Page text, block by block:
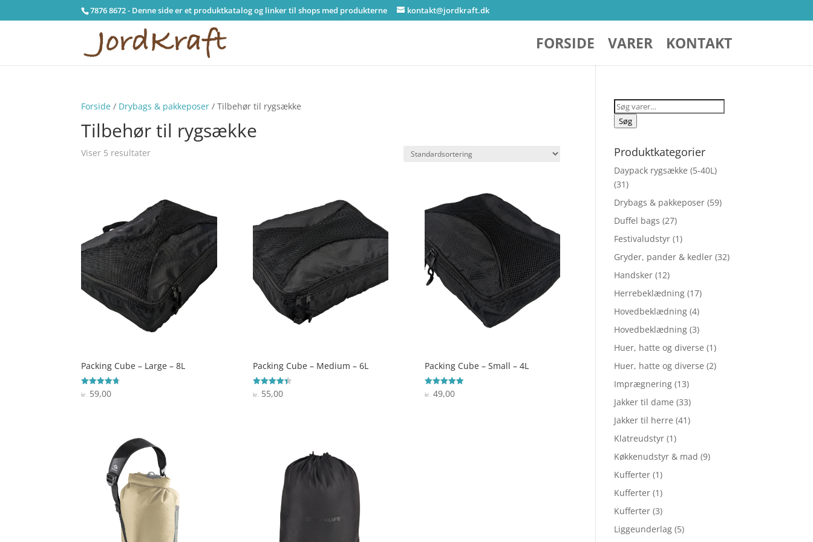
7876 8672 - Denne side er et produktkatalog og linker til shops med produkterne kontakt@jordkraft.dk
FORSIDE VARER KONTAKT
Forside / Drybags & pakkeposer / Tilbehør til rygsække
Tilbehør til rygsække
Viser 5 resultater
Packing Cube – Large – 8L
Vurderet
4.7
kr. 59,00
Packing Cube – Medium – 6L
Vurderet
4.4
kr. 55,00
Packing Cube – Small – 4L
Vurderet
5
kr. 49,00
Søg
efter:
Søg
Produktkategorier
Daypack rygsække (5-40L)
(31)
Drybags & pakkeposer (59)
Duffel bags (27)
Festivaludstyr (1)
Gryder, pander & kedler (32)
Handsker (12)
Herrebeklædning (17)
Hovedbeklædning (4)
Hovedbeklædning (3)
Huer, hatte og diverse (1)
Huer, hatte og diverse (2)
Imprægnering (13)
Jakker til dame (33)
Jakker til herre (41)
Klatreudstyr (1)
Køkkenudstyr & mad (9)
Kufferter (1)
Kufferter (1)
Kufferter (3)
Liggeunderlag (5)